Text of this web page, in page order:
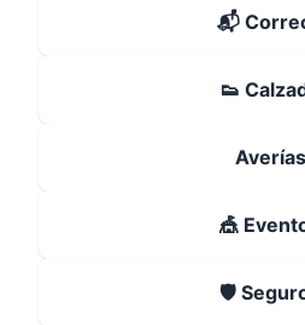
📬
👟
Averías
🎪
🛡️